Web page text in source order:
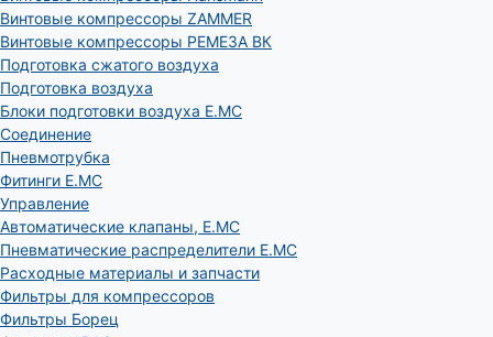
Винтовые компрессоры ZAMMER
Винтовые компрессоры РЕМЕЗА ВК
Подготовка сжатого воздуха
Подготовка воздуха
Блоки подготовки воздуха E.MC
Соединение
Пневмотрубка
Фитинги E.MC
Управление
Автоматические клапаны, Е.МС
Пневматические распределители E.MC
Расходные материалы и запчасти
Фильтры для компрессоров
Фильтры Борец